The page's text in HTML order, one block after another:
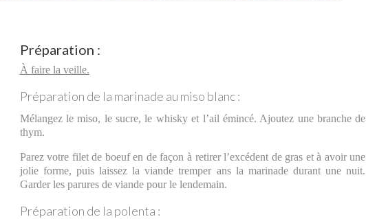
Préparation :
À faire la veille.
Préparation de la marinade au miso blanc :
Mélangez le miso, le sucre, le whisky et l’ail émincé. Ajoutez une branche de
thym.
Parez votre filet de boeuf en de façon à retirer l’excédent de gras et à avoir une
jolie forme, puis laissez la viande tremper ans la marinade durant une nuit.
Garder les parures de viande pour le lendemain.
Préparation de la polenta :